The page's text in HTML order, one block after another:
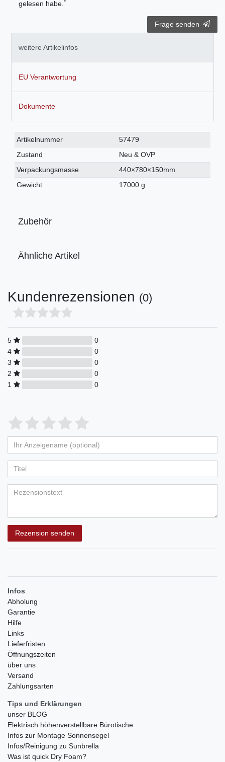
gelesen habe. *
Frage senden
weitere Artikelinfos
EU Verantwortung
Dokumente
Technisches
Merkmal
Wert
Artikelnummer
57479
Zustand
Neu & OVP
Verpackungsmasse
440×780×150mm
Gewicht
17000 g
Zubehör
Ähnliche Artikel
Kundenrezensionen (0)
5
0
4
0
3
0
2
0
1
0
Bewertungssterne
von
5
Bewertungssternen
4
von
5
Bewertungssternen
3
von
5
Bewertungssternen
2
von
5
Bewertungssternen
1
von
5
Bewertungssternen
Anzeigename
(optional)
Rezension senden
Infos
Abholung
Garantie
Hilfe
Links
Lieferfristen
Öffnungszeiten
über uns
Versand
Zahlungsarten
Tips und Erklärungen
unser BLOG
Elektrisch höhenverstellbare Bürotische
Infos zur Montage Sonnensegel
Infos/Reinigung zu Sunbrella
Was ist quick Dry Foam?